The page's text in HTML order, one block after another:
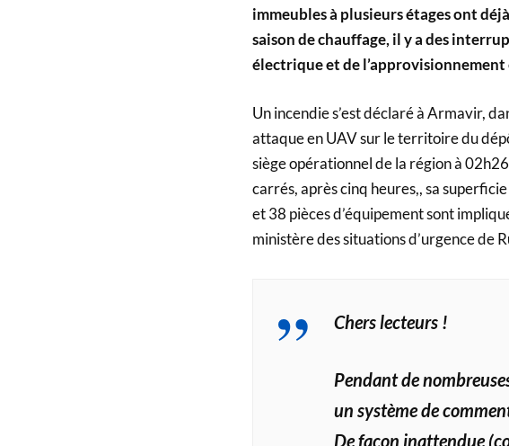
immeubles à plusieurs étages ont
saison de chauffage, il y a des
électrique et de l’approvisionnement
Un incendie s’est déclaré à Armavir,
attaque en UAV sur le territoire du
siège opérationnel de la région à
carrés, après cinq heures,, sa
et 38 pièces d’équipement sont
ministère des situations d’urgence de
Chers lecteurs !
Pendant de
un système de
De façon inattendue